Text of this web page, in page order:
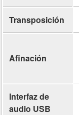
Transposición
Afinación
Interfaz de
audio USB